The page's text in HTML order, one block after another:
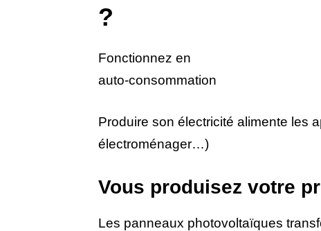
?
Fonctionnez en
auto-consommation
Produire son électricité alimente les
électroménager…)
Vous produisez votre
Les panneaux photovoltaïques